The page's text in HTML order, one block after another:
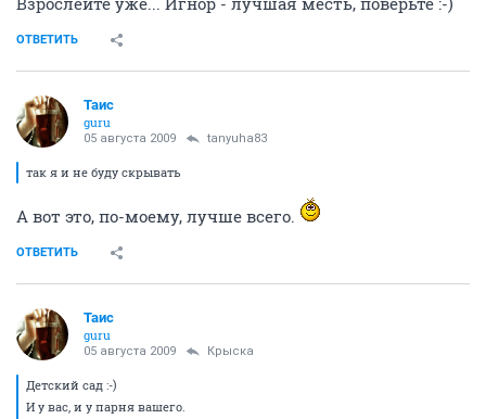
ОТВЕТИТЬ
Таис
guru
05 августа 2009 tanyuha83
так я и не буду скрывать
А вот это, по-моему, лучше всего.
ОТВЕТИТЬ
Таис
guru
05 августа 2009 Крыска
Детский сад :-)
И у вас, и у парня вашего.